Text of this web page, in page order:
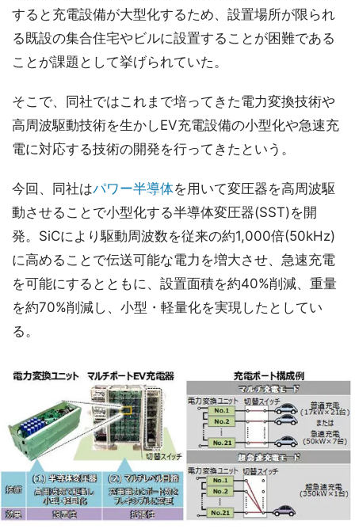
すると充電設備が大型化するため、設置場所が限られ
る既設の集合住宅やビルに設置することが困難である
ことが課題として挙げられていた。
そこで、同社ではこれまで培ってきた電力変換技術や
高周波駆動技術を生かしEV充電設備の小型化や急速充
電に対応する技術の開発を行ってきたという。
今回、同社はパワー半導体を用いて変圧器を高周波駆
動させることで小型化する半導体変圧器(SST)を開
発。SiCにより駆動周波数を従来の約1,000倍(50kHz)
に高めることで伝送可能な電力を増大させ、急速充電
を可能にするとともに、設置面積を約40%削減、重量
を約70%削減し、小型・軽量化を実現したとしてい
る。